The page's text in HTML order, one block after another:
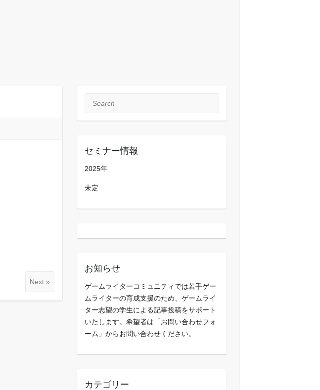
Next »
Search
セミナー情報
2025年
未定
お知らせ
ゲームライターコミュニティでは若手ゲー
ムライターの育成支援のため、ゲームライ
ター志望の学生による記事投稿をサポート
いたします。希望者は「お問い合わせフォ
ーム」からお問い合わせください。
カテゴリー